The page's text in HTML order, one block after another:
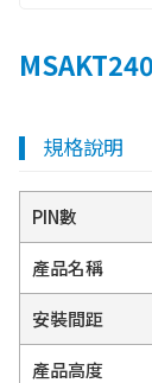
規格說明
PIN數
產品名稱
安裝間距
產品高度